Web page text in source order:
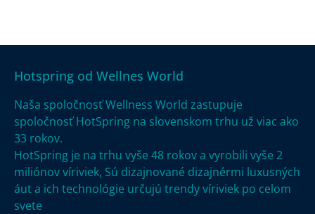
Hotspring od Wellnes World
Naša spoločnosť Wellness World zastupuje
spoločnosť HotSpring na slovenskom trhu už viac ako
33 rokov.
HotSpring je na trhu vyše 48 rokov a vyrobili vyše 2
miliónov víriviek, Sú dizajnované dizajnérmi luxusných
áut a ich technológie určujú trendy víriviek po celom
svete